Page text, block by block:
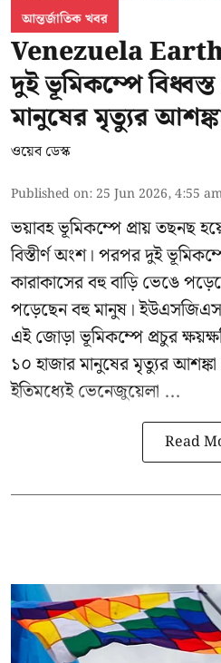
আন্তর্জাতিক খবর
Venezuela
দুই ভূমিকম্পে
মানুষের মৃত্যুর
ওয়েব ডেস্ক
Published on: 25 Jun 2026, 4:55
ভয়াবহ ভূমিকম্পে প্রায় তছনছ
বিস্তীর্ণ অংশ। পরপর দুই
কারাকাসের বহু বাড়ি ভেঙে
পড়েছেন বহু মানুষ।
এই জোড়া ভূমিকম্পে প্রচুর
১০ হাজার মানুষের মৃত্যুর
ইতিমধ্যেই ভেনেজুয়েলা ...
Read